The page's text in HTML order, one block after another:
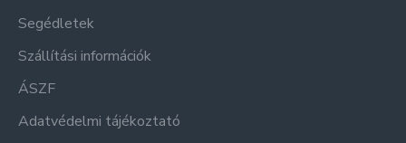
Segédletek
Szállítási információk
ÁSZF
Adatvédelmi tájékoztató